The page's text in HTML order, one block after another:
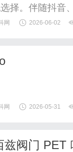
择。伴随抖音
企对汽车营销
险，成为车企
网 2026-06-02
网 2026-05-31
兹阀门 PET